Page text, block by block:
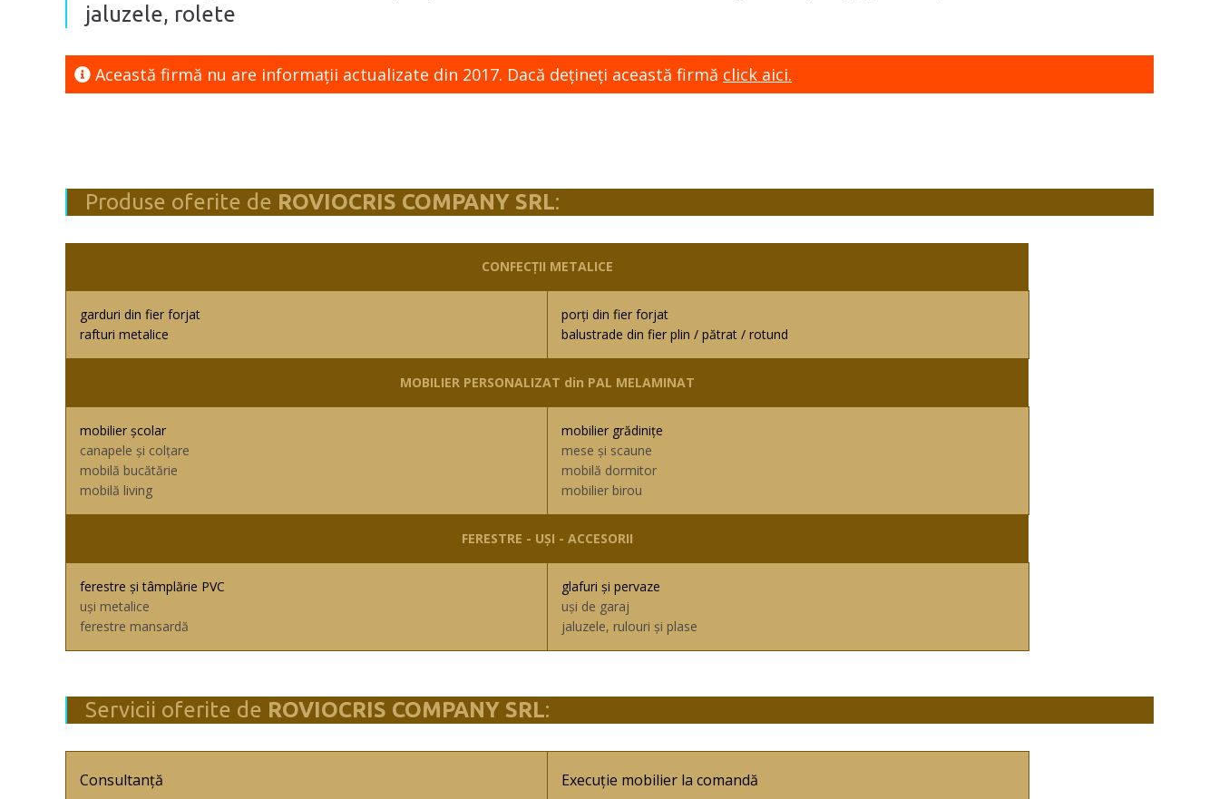
jaluzele, rolete
Această firmă nu are informaţii actualizate din 2017. Dacă dețineți această firmă click aici.
Produse oferite de ROVIOCRIS COMPANY SRL:
CONFECȚII METALICE
garduri din fier forjat
rafturi metalice
porți din fier forjat
balustrade din fier plin / pătrat / rotund
MOBILIER PERSONALIZAT din PAL MELAMINAT
mobilier școlar
canapele și colțare
mobilă bucătărie
mobilă living
mobilier grădinițe
mese și scaune
mobilă dormitor
mobilier birou
FERESTRE - UȘI - ACCESORII
ferestre și tâmplărie PVC
uși metalice
ferestre mansardă
glafuri și pervaze
uși de garaj
jaluzele, rulouri și plase
Servicii oferite de ROVIOCRIS COMPANY SRL:
Consultanță Execuție mobilier la comandă